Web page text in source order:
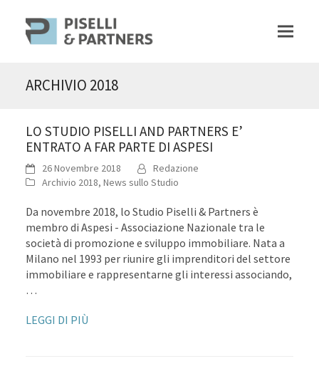
ARCHIVIO 2018
LO STUDIO PISELLI AND PARTNERS E’
ENTRATO A FAR PARTE DI ASPESI
26 Novembre 2018
Redazione
Archivio 2018, News sullo Studio
Da novembre 2018, lo Studio Piselli & Partners è
membro di Aspesi - Associazione Nazionale tra le
società di promozione e sviluppo immobiliare. Nata a
Milano nel 1993 per riunire gli imprenditori del settore
immobiliare e rappresentarne gli interessi associando,
…
LEGGI DI PIÙ